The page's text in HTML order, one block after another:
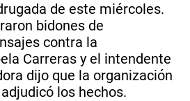
de este miércoles.
bidones de
contra la
Carreras y el intendente
dijo que la organización
los hechos.